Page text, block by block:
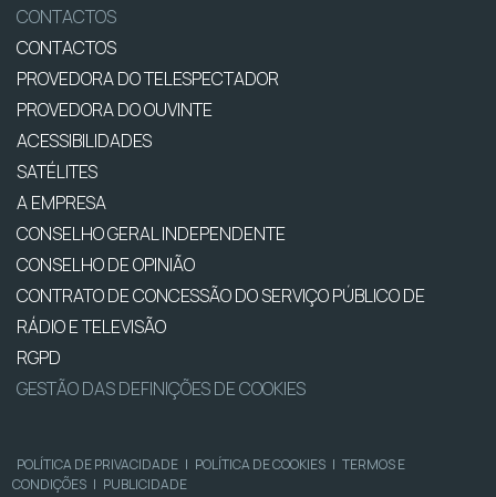
CONTACTOS
CONTACTOS
PROVEDORA DO TELESPECTADOR
PROVEDORA DO OUVINTE
ACESSIBILIDADES
SATÉLITES
A EMPRESA
CONSELHO GERAL INDEPENDENTE
CONSELHO DE OPINIÃO
CONTRATO DE CONCESSÃO DO SERVIÇO PÚBLICO DE
RÁDIO E TELEVISÃO
RGPD
GESTÃO DAS DEFINIÇÕES DE COOKIES
POLÍTICA DE PRIVACIDADE | POLÍTICA DE COOKIES | TERMOS E
CONDIÇÕES | PUBLICIDADE